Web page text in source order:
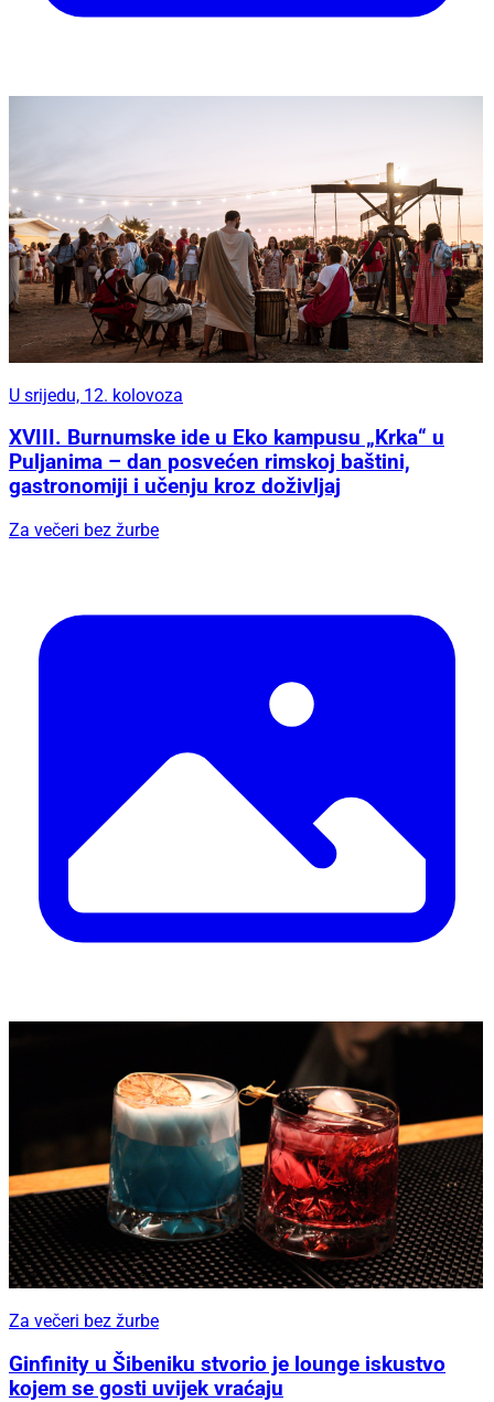
U srijedu, 12. kolovoza
XVIII. Burnumske ide u Eko kampusu „Krka“ u
Puljanima – dan posvećen rimskoj baštini,
gastronomiji i učenju kroz doživljaj
Za večeri bez žurbe
Za večeri bez žurbe
Ginfinity u Šibeniku stvorio je lounge iskustvo
kojem se gosti uvijek vraćaju